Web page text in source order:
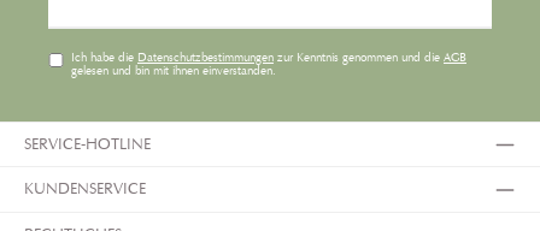
Ich habe die Datenschutzbestimmungenzur Kenntnis genommen und die AGB
gelesen und bin mit ihnen einverstanden.
SERVICE-HOTLINE
KUNDENSERVICE